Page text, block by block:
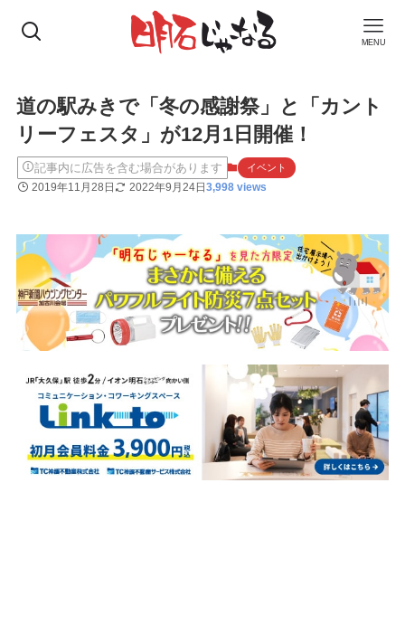
MENU
道の駅みきで「冬の感謝祭」と「カント
リーフェスタ」が12月1日開催！
記事内に広告を含む場合があります イベント
2019年11月28日 2022年9月24日3,998 views